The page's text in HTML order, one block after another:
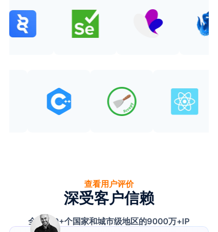
查看用户评价
深受客户信赖
全球190+个国家和城市级地区的9000万+IP